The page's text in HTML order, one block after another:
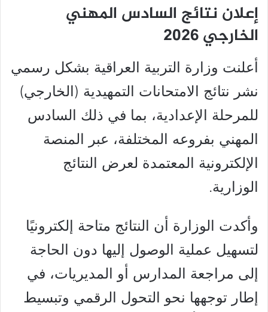
إعلان نتائج السادس المهني
الخارجي 2026
أعلنت وزارة التربية العراقية بشكل رسمي
نشر نتائج الامتحانات التمهيدية (الخارجي)
للمرحلة الإعدادية، بما في ذلك السادس
المهني بفروعه المختلفة، عبر المنصة
الإلكترونية المعتمدة لعرض النتائج
الوزارية.
وأكدت الوزارة أن النتائج متاحة إلكترونيًا
لتسهيل عملية الوصول إليها دون الحاجة
إلى مراجعة المدارس أو المديريات، في
إطار توجهها نحو التحول الرقمي وتبسيط